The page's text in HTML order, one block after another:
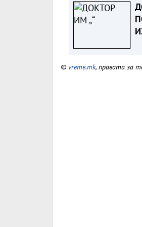
© vreme.mk, правата за